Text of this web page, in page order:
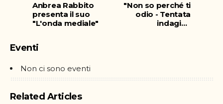
Anbrea Rabbito
presenta il suo
"L'onda mediale"
"Non so perché ti
odio - Tentata
indagine
Eventi
Non ci sono eventi
Related Articles